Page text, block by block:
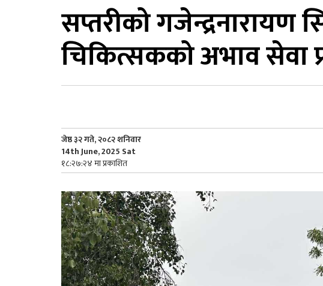
सप्तरीको गजेन्द्रनारायण
चिकित्सकको अभाव सेवा
जेष्ठ ३२ गते, २०८२ शनिवार
14th June, 2025 Sat
१८:२७:२४ मा प्रकाशित